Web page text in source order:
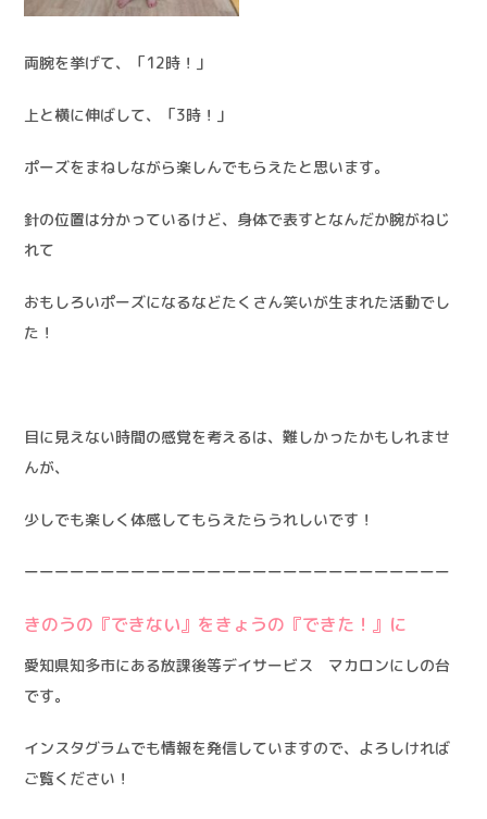
両腕を挙げて、「12時！」
上と横に伸ばして、「3時！」
ポーズをまねしながら楽しんでもらえたと思います。
針の位置は分かっているけど、身体で表すとなんだか腕がねじ
れて
おもしろいポーズになるなどたくさん笑いが生まれた活動でし
た！
目に見えない時間の感覚を考えるは、難しかったかもしれませ
んが、
少しでも楽しく体感してもらえたらうれしいです！
ーーーーーーーーーーーーーーーーーーーーーーーーーーーー
きのうの『できない』をきょうの『できた！』に
愛知県知多市にある放課後等デイサービス マカロンにしの台
です。
インスタグラムでも情報を発信していますので、よろしければ
ご覧ください！